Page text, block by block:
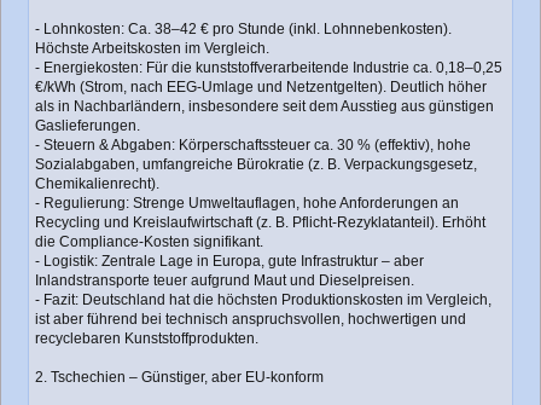
- Lohnkosten: Ca. 38–42 € pro Stunde (inkl. Lohnnebenkosten).
Höchste Arbeitskosten im Vergleich.
- Energiekosten: Für die kunststoffverarbeitende Industrie ca. 0,18–0,25
€/kWh (Strom, nach EEG-Umlage und Netzentgelten). Deutlich höher
als in Nachbarländern, insbesondere seit dem Ausstieg aus günstigen
Gaslieferungen.
- Steuern & Abgaben: Körperschaftssteuer ca. 30 % (effektiv), hohe
Sozialabgaben, umfangreiche Bürokratie (z. B. Verpackungsgesetz,
Chemikalienrecht).
- Regulierung: Strenge Umweltauflagen, hohe Anforderungen an
Recycling und Kreislaufwirtschaft (z. B. Pflicht-Rezyklatanteil). Erhöht
die Compliance-Kosten signifikant.
- Logistik: Zentrale Lage in Europa, gute Infrastruktur – aber
Inlandstransporte teuer aufgrund Maut und Dieselpreisen.
- Fazit: Deutschland hat die höchsten Produktionskosten im Vergleich,
ist aber führend bei technisch anspruchsvollen, hochwertigen und
recyclebaren Kunststoffprodukten.
2. Tschechien – Günstiger, aber EU-konform